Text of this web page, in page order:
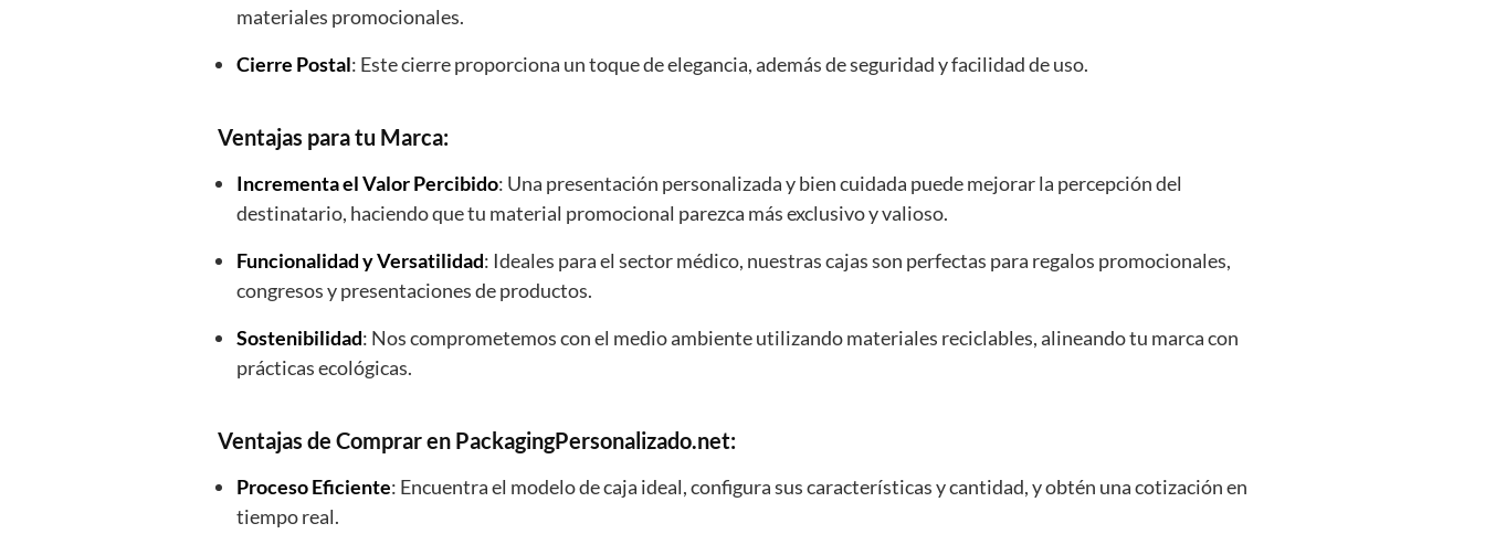
materiales promocionales.
Cierre Postal: Este cierre proporciona un toque de elegancia, además de seguridad y facilidad de uso.
Ventajas para tu Marca:
Incrementa el Valor Percibido: Una presentación personalizada y bien cuidada puede mejorar la percepción del
destinatario, haciendo que tu material promocional parezca más exclusivo y valioso.
Funcionalidad y Versatilidad: Ideales para el sector médico, nuestras cajas son perfectas para regalos promocionales,
congresos y presentaciones de productos.
Sostenibilidad: Nos comprometemos con el medio ambiente utilizando materiales reciclables, alineando tu marca con
prácticas ecológicas.
Ventajas de Comprar en PackagingPersonalizado.net:
Proceso Eficiente: Encuentra el modelo de caja ideal, configura sus características y cantidad, y obtén una cotización en
tiempo real.